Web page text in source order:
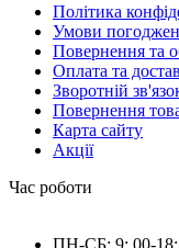
Політика
Умови
Повернення та
Оплата та
Зворотній
Повернення
Карта сайту
Акції
Час роботи
ПН-СБ: 9: 00-18: